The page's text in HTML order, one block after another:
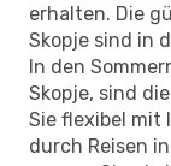
erhalten. Die
Skopje sind in
In den
Skopje, sind
Sie flexibel mit
durch Reisen